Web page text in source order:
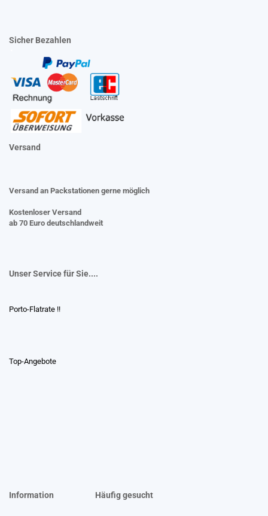
Sicher Bezahlen
Versand
Versand an Packstationen gerne möglich
Kostenloser Versand
ab 70 Euro deutschlandweit
Unser Service für Sie....
Porto-Flatrate !!
Top-Angebote
Information Häufig gesucht